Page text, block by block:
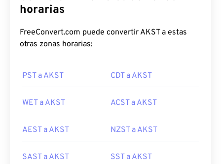
horarias
FreeConvert.com puede convertir AKST a estas
otras zonas horarias:
PST a AKST CDT a AKST
WET a AKST ACST a AKST
AEST a AKST NZST a AKST
SAST a AKST SST a AKST